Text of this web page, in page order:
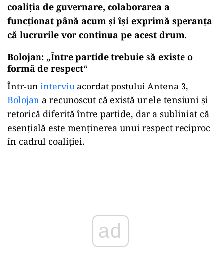
coaliția de guvernare, colaborarea a
funcționat până acum și își exprimă speranța
că lucrurile vor continua pe acest drum.
Bolojan: „Între partide trebuie să existe o
formă de respect“
Într-un interviu acordat postului Antena 3,
Bolojan a recunoscut că există unele tensiuni și
retorică diferită între partide, dar a subliniat că
esențială este menținerea unui respect reciproc
în cadrul coaliției.